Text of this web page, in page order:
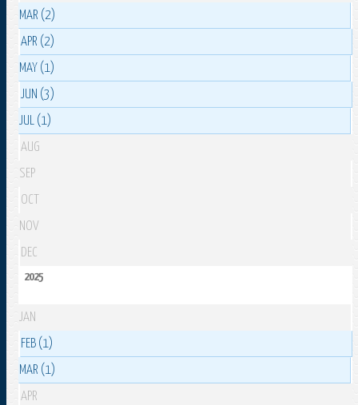
MAR (2)
APR (2)
MAY (1)
JUN (3)
JUL (1)
AUG
SEP
OCT
NOV
DEC
2025
JAN
FEB (1)
MAR (1)
APR